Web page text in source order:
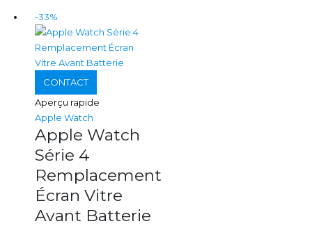
-33%
CONTACT
Aperçu rapide
Apple Watch
Apple Watch
Série 4
Remplacement
Écran Vitre
Avant Batterie